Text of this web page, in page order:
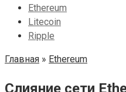
Ethereum
Litecoin
Ripple
Главная » Ethereum
Слияние сети